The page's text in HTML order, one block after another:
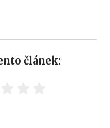
článek: